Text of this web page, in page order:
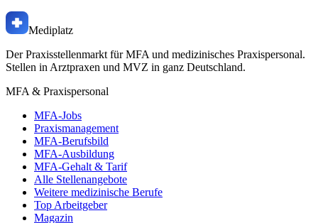
Mediplatz
Der Praxisstellenmarkt für MFA und medizinisches Praxispersonal.
Stellen in Arztpraxen und MVZ in ganz Deutschland.
MFA & Praxispersonal
MFA-Jobs
Praxismanagement
MFA-Berufsbild
MFA-Ausbildung
MFA-Gehalt & Tarif
Alle Stellenangebote
Weitere medizinische Berufe
Top Arbeitgeber
Magazin